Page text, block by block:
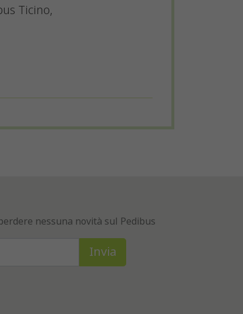
Ticino,
nessuna novità sul Pedibus